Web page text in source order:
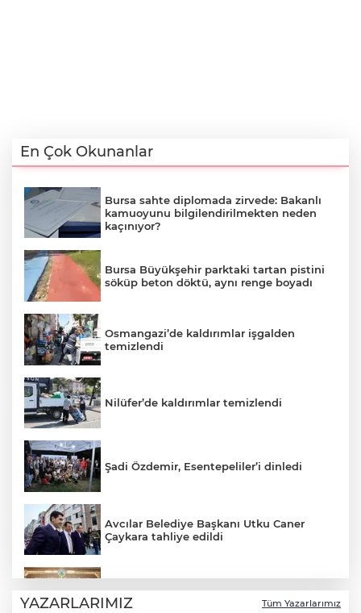
En Çok Okunanlar
Bursa sahte diplomada zirvede: Bakanlı
kamuoyunu bilgilendirilmekten neden
kaçınıyor?
Bursa Büyükşehir parktaki tartan pistini
söküp beton döktü, aynı renge boyadı
Osmangazi’de kaldırımlar işgalden
temizlendi
Nilüfer’de kaldırımlar temizlendi
Şadi Özdemir, Esentepeliler’i dinledi
Avcılar Belediye Başkanı Utku Caner
Çaykara tahliye edildi
Erkan Aydın’la paylaştı
YAZARLARIMIZ Tüm Yazarlarımız